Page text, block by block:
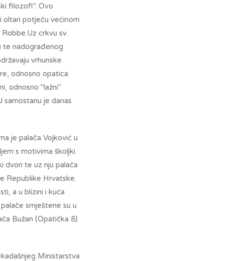
filozofi". Ovo
oltari potječu većinom
crkvu sv.
te nadograđenog
vrhunske
odnosno opatica
odnosno "lažni"
je danas
je palača Vojković u
s motivima školjki.
dvori te uz nju palača
Republike Hrvatske.
a u blizini i kuća
smještene su u
Bužan (Opatička 8)
Ministarstva